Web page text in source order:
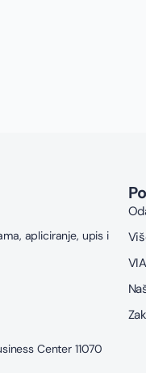
apliciranje, upis i
Center 11070